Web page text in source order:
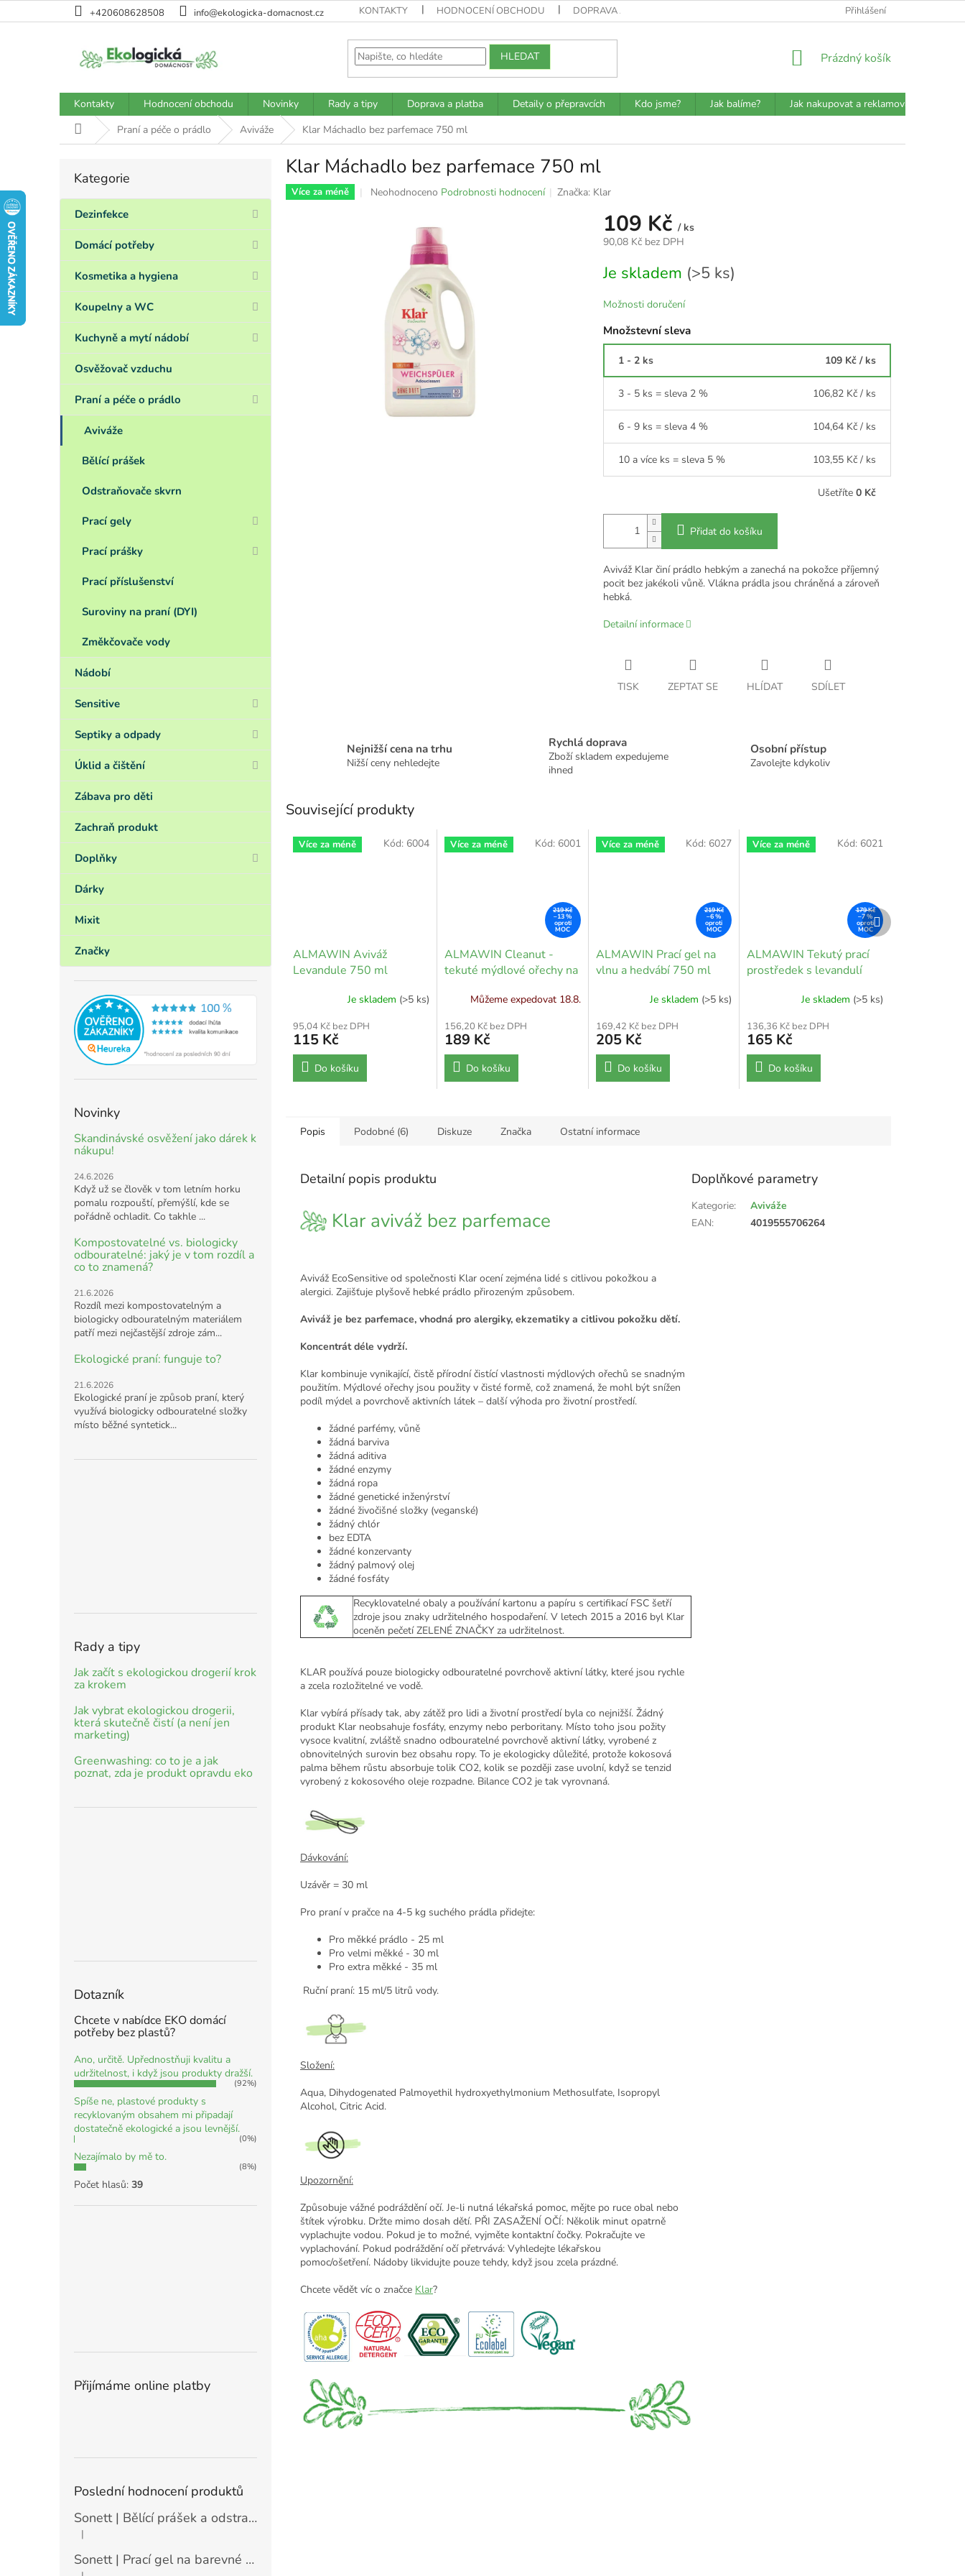
na
+420608628508 info@ekologicka-domacnost.cz KONTAKTY HODNOCENÍ OBCHODU DOPRAVA A PLATBA JAK BALÍME?
Přihlášení
HLEDAT
NÁKUPNÍ
Prázdný košík
Kontakty Hodnocení obchodu Novinky Rady a tipy Doprava a platba Detaily o přepravcích Kdo jsme? Jak balíme? Jak nakupovat a reklamovat?
Domů Praní a péče o prádlo Aviváže Klar Máchadlo bez parfemace 750 ml
s
r
n
í
a
e
Přeskočit
Kategorie
Dezinfekce
Domácí potřeby
Kosmetika a hygiena
Koupelny a WC
Kuchyně a mytí nádobí
Osvěžovač vzduchu
Praní a péče o prádlo
Aviváže
Bělící prášek
Odstraňovače skvrn
Prací gely
Prací prášky
Prací příslušenství
Suroviny na praní (DYI)
Změkčovače vody
Nádobí
Sensitive
Septiky a odpady
Úklid a čištění
Zábava pro děti
Zachraň produkt
Doplňky
Dárky
Mixit
Značky
Novinky
Skandinávské osvěžení jako dárek k
nákupu!
24.6.2026
Když už se člověk v tom letním horku
pomalu rozpouští, přemýšlí, kde se
pořádně ochladit. Co takhle ...
Kompostovatelné vs. biologicky
odbouratelné: jaký je v tom rozdíl a
co to znamená?
21.6.2026
Rozdíl mezi kompostovatelným a
biologicky odbouratelným materiálem
patří mezi nejčastější zdroje zám...
Ekologické praní: funguje to?
21.6.2026
Ekologické praní je způsob praní, který
využívá biologicky odbouratelné složky
místo běžné syntetick...
Rady a tipy
Jak začít s ekologickou drogerií krok
za krokem
Jak vybrat ekologickou drogerii,
která skutečně čistí (a není jen
marketing)
Greenwashing: co to je a jak
poznat, zda je produkt opravdu eko
Dotazník
Chcete v nabídce EKO domácí
potřeby bez plastů?
Ano, určitě. Upřednostňuji kvalitu a
udržitelnost, i když jsou produkty dražší.
(92%)
Spíše ne, plastové produkty s
recyklovaným obsahem mi připadají
dostatečně ekologické a jsou levnější.
(0%)
Nezajímalo by mě to.
(8%)
Počet hlasů: 39
Přijímáme online platby
Poslední hodnocení produktů
Sonett | Bělící prášek a odstraňovač skvrn - 900 g
Hodnocení produktu je 5 z 5 hvězdiček.
|
Sonett | Prací gel na barevné prádlo máta a citrón - 10 l
Klar Máchadlo bez parfemace 750 ml
Více za méně
Průměrné
hvězdiček.
Neohodnoceno Podrobnosti hodnocení Značka: Klar
109 Kč / ks
90,08 Kč bez DPH
cena:
Je skladem (>5 ks)
Možnosti doručení
Množstevní sleva
1 - 2 ks 109 Kč / ks
3 - 5 ks = sleva 2 % 106,82 Kč / ks
6 - 9 ks = sleva 4 % 104,64 Kč / ks
10 a více ks = sleva 5 % 103,55 Kč / ks
Ušetříte 0 Kč
Přidat do košíku
Aviváž Klar činí prádlo hebkým a zanechá na pokožce příjemný
pocit bez jakékoli vůně. Vlákna prádla jsou chráněná a zároveň
hebká.
Detailní informace
TISK ZEPTAT SE HLÍDAT SDÍLET
Nejnižší cena na trhu
Nižší ceny nehledejte
Rychlá doprava
Zboží skladem expedujeme
ihned
Osobní přístup
Zavolejte kdykoliv
Související produkty
Více za méně
ALMAWIN Aviváž
Levandule 750 ml
Je skladem (>5 ks)
95,04 Kč bez DPH
115 Kč
Do košíku
Kód: 6004 Více za méně
219 Kč
–13 %
ALMAWIN Cleanut -
tekuté mýdlové ořechy na
palmového oleje 750 ml
Můžeme expedovat 18.8.
156,20 Kč bez DPH
189 Kč
Do košíku
Kód: 6001 Více za méně
219 Kč
–6 %
ALMAWIN Prací gel na
vlnu a hedvábí 750 ml
Je skladem (>5 ks)
169,42 Kč bez DPH
205 Kč
Do košíku
Kód: 6027 Více za méně
179 Kč
–7 %
ALMAWIN Tekutý prací
prostředek s levandulí
Je skladem (>5 ks)
136,36 Kč bez DPH
165 Kč
Do košíku
Kód: 6021
Další
produkt
Popis Podobné (6) Diskuze Značka Ostatní informace
Detailní popis produktu
Klar aviváž bez parfemace
Aviváž EcoSensitive od společnosti Klar ocení zejména lidé s citlivou pokožkou a
alergici. Zajišťuje plyšově hebké prádlo přirozeným způsobem.
Aviváž je bez parfemace, vhodná pro alergiky, ekzematiky a citlivou pokožku dětí.
Koncentrát déle vydrží.
Klar kombinuje vynikající, čistě přírodní čistící vlastnosti mýdlových ořechů se snadným
použitím. Mýdlové ořechy jsou použity v čisté formě, což znamená, že mohl být snížen
podíl mýdel a povrchově aktivních látek – další výhoda pro životní prostředí.
žádné parfémy, vůně
žádná barviva
žádná aditiva
žádné enzymy
žádná ropa
žádné genetické inženýrství
žádné živočišné složky (veganské)
žádný chlór
bez EDTA
žádné konzervanty
žádný palmový olej
žádné fosfáty
Recyklovatelné obaly a používání kartonu a papíru s certifikací FSC šetří
zdroje jsou znaky udržitelného hospodaření. V letech 2015 a 2016 byl Klar
oceněn pečetí ZELENÉ ZNAČKY za udržitelnost.
KLAR používá pouze biologicky odbouratelné povrchově aktivní látky, které jsou rychle
a zcela rozložitelné ve vodě.
Klar vybírá přísady tak, aby zátěž pro lidi a životní prostředí byla co nejnižší. Žádný
produkt Klar neobsahuje fosfáty, enzymy nebo perboritany. Místo toho jsou požity
vysoce kvalitní, zvláště snadno odbouratelné povrchově aktivní látky, vyrobené z
obnovitelných surovin bez obsahu ropy. To je ekologicky důležité, protože kokosová
palma během růstu absorbuje tolik CO2, kolik se později zase uvolní, když se tenzid
vyrobený z kokosového oleje rozpadne. Bilance CO2 je tak vyrovnaná.
Dávkování:
Uzávěr = 30 ml
Pro praní v pračce na 4-5 kg ​​suchého prádla přidejte:
Pro měkké prádlo - 25 ml
Pro velmi měkké - 30 ml
Pro extra měkké - 35 ml
Ruční praní: 15 ml/5 litrů vody.
Složení:
Aqua, Dihydogenated Palmoyethil hydroxyethylmonium Methosulfate, Isopropyl
Alcohol, Citric Acid.
Upozornění:
Způsobuje vážné podráždění očí. Je-li nutná lékařská pomoc, mějte po ruce obal nebo
štítek výrobku. Držte mimo dosah dětí. PŘI ZASAŽENÍ OČÍ: Několik minut opatrně
vyplachujte vodou. Pokud je to možné, vyjměte kontaktní čočky. Pokračujte ve
vyplachování. Pokud podráždění očí přetrvává: Vyhledejte lékařskou
pomoc/ošetření. Nádoby likvidujte pouze tehdy, když jsou zcela prázdné.
Chcete vědět víc o značce Klar?
Doplňkové parametry
Kategorie:
Aviváže
EAN: 4019555706264